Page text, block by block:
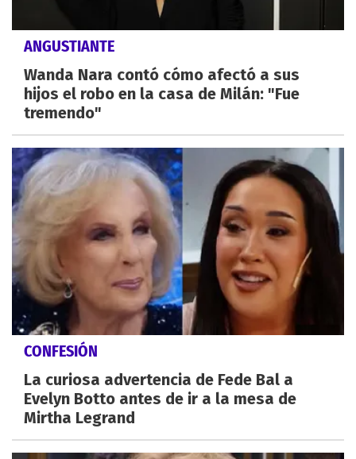
ANGUSTIANTE
Wanda Nara contó cómo afectó a sus
hijos el robo en la casa de Milán: "Fue
tremendo"
CONFESIÓN
La curiosa advertencia de Fede Bal a
Evelyn Botto antes de ir a la mesa de
Mirtha Legrand